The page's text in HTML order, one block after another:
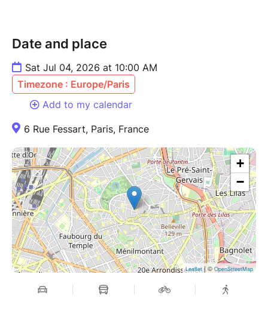
Date and place
Sat Jul 04, 2026 at 10:00 AM
Timezone : Europe/Paris
Add to my calendar
6 Rue Fessart, Paris, France
+
−
Leaflet| ©OpenStreetMap